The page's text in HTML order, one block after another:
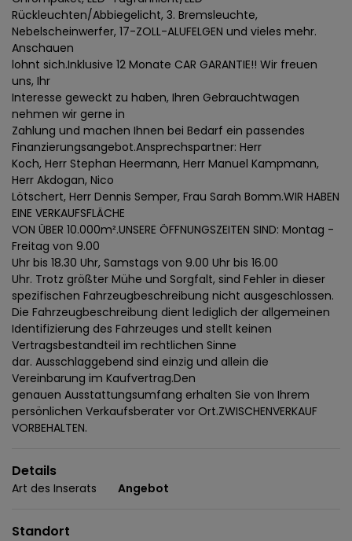
Rückleuchten/Abbiegelicht, 3. Bremsleuchte,
Nebelscheinwerfer, 17-ZOLL-ALUFELGEN und vieles mehr.
Anschauen
lohnt sich.Inklusive 12 Monate CAR GARANTIE!! Wir freuen
uns, Ihr
Interesse geweckt zu haben, Ihren Gebrauchtwagen
nehmen wir gerne in
Zahlung und machen Ihnen bei Bedarf ein passendes
Finanzierungsangebot.Ansprechspartner: Herr
Koch, Herr Stephan Heermann, Herr Manuel Kampmann,
Herr Akdogan, Nico
Lötschert, Herr Dennis Semper, Frau Sarah Bomm.WIR HABEN
EINE VERKAUFSFLÄCHE
VON ÜBER 10.000m².UNSERE ÖFFNUNGSZEITEN SIND: Montag -
Freitag von 9.00
Uhr bis 18.30 Uhr, Samstags von 9.00 Uhr bis 16.00
Uhr. Trotz größter Mühe und Sorgfalt, sind Fehler in dieser
spezifischen Fahrzeugbeschreibung nicht ausgeschlossen.
Die Fahrzeugbeschreibung dient lediglich der allgemeinen
Identifizierung des Fahrzeuges und stellt keinen
Vertragsbestandteil im rechtlichen Sinne
dar. Ausschlaggebend sind einzig und allein die
Vereinbarung im Kaufvertrag.Den
genauen Ausstattungsumfang erhalten Sie von Ihrem
persönlichen Verkaufsberater vor Ort.ZWISCHENVERKAUF
VORBEHALTEN.
Details
Art des Inserats Angebot
Standort